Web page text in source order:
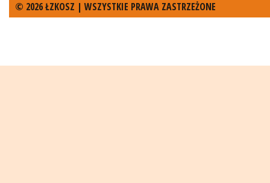
© 2026 ŁZKOSZ | WSZYSTKIE PRAWA ZASTRZEŻONE